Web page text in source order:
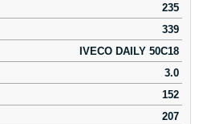
235
339
IVECO DAILY 50C18
3.0
152
207